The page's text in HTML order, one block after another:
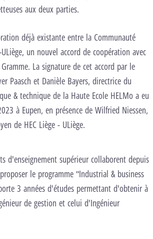
aux deux parties.
déjà existante entre la Communauté
un nouvel accord de coopération avec
La signature de cet accord par le
Paasch et Danièle Bayers, directrice du
& technique de la Haute Ecole HELMo a eu
à Eupen, en présence de Wilfried Niessen,
de HEC Liège - ULiège.
d'enseignement supérieur collaborent depuis
le programme "Industrial & business
3 années d'études permettant d'obtenir à
de gestion et celui d'Ingénieur